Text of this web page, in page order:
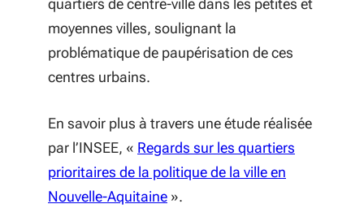
quartiers de centre-ville dans les petites et
moyennes villes, soulignant la
problématique de paupérisation de ces
centres urbains.
En savoir plus à travers une étude réalisée
par l’INSEE, « Regards sur les quartiers
prioritaires de la politique de la ville en
Nouvelle-Aquitaine(S'ouvre dans une nouvelle
».